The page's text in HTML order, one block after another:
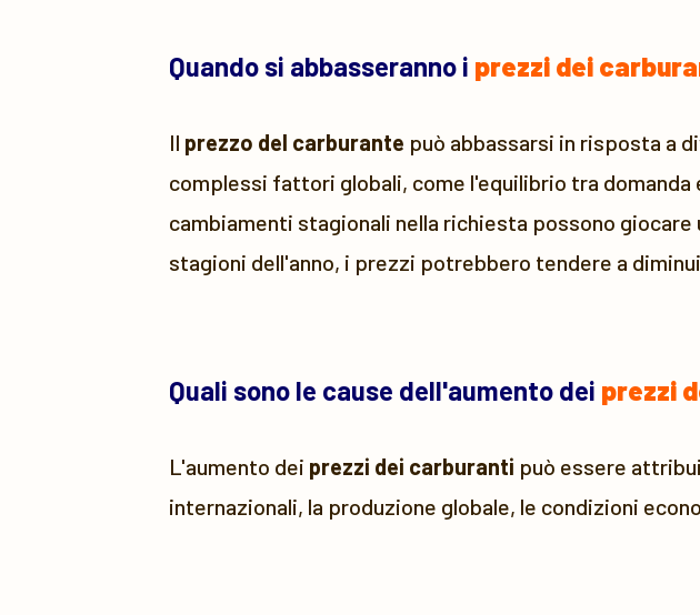
Quando si abbasseranno i prezzi dei
Il prezzo del carburante può abbassarsi in risposta a
complessi fattori globali, come l'equilibrio tra
cambiamenti stagionali nella richiesta possono
stagioni dell'anno, i prezzi potrebbero tendere a
Quali sono le cause dell'aumento dei prezzi
L'aumento dei prezzi dei carburanti può essere
internazionali, la produzione globale, le condizioni